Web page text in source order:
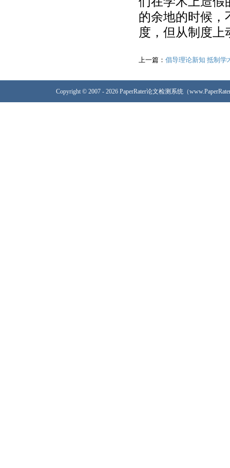
的余地的时候，
度，但从制度
上一篇： 倡导理论新知 抵制学
Copyright © 2007 - 2026 PaperRater论文检测系统（